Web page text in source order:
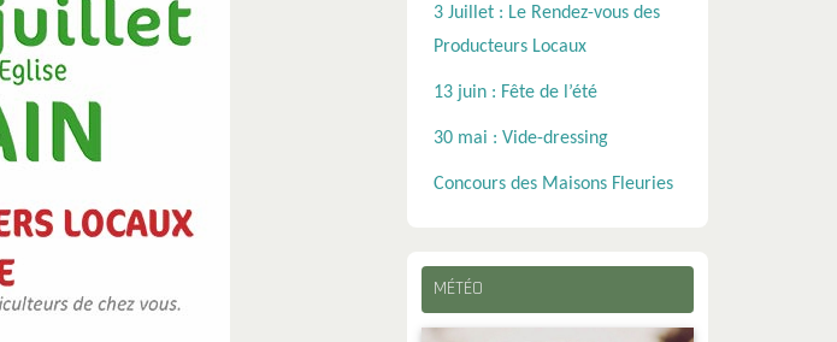
3 Juillet : Le Rendez-vous des
Producteurs Locaux
13 juin : Fête de l’été
30 mai : Vide-dressing
Concours des Maisons Fleuries
MÉTÉO